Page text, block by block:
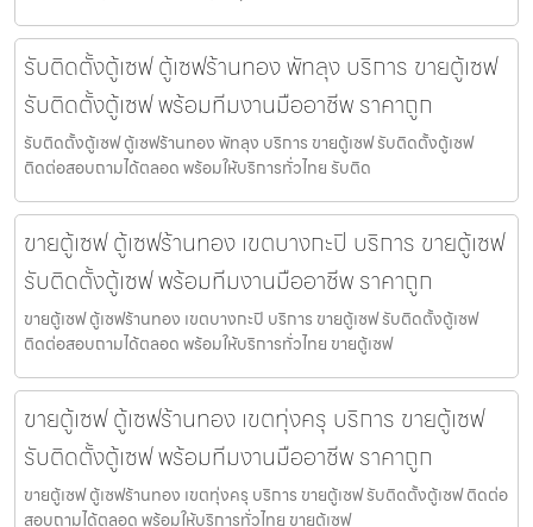
รับติดตั้งตู้เซฟ ตู้เซฟร้านทอง พัทลุง บริการ ขายตู้เซฟ
รับติดตั้งตู้เซฟ พร้อมทีมงานมืออาชีพ ราคาถูก
รับติดตั้งตู้เซฟ ตู้เซฟร้านทอง พัทลุง บริการ ขายตู้เซฟ รับติดตั้งตู้เซฟ
ติดต่อสอบถามได้ตลอด พร้อมให้บริการทั่วไทย รับติด
ขายตู้เซฟ ตู้เซฟร้านทอง เขตบางกะปิ บริการ ขายตู้เซฟ
รับติดตั้งตู้เซฟ พร้อมทีมงานมืออาชีพ ราคาถูก
ขายตู้เซฟ ตู้เซฟร้านทอง เขตบางกะปิ บริการ ขายตู้เซฟ รับติดตั้งตู้เซฟ
ติดต่อสอบถามได้ตลอด พร้อมให้บริการทั่วไทย ขายตู้เซฟ
ขายตู้เซฟ ตู้เซฟร้านทอง เขตทุ่งครุ บริการ ขายตู้เซฟ
รับติดตั้งตู้เซฟ พร้อมทีมงานมืออาชีพ ราคาถูก
ขายตู้เซฟ ตู้เซฟร้านทอง เขตทุ่งครุ บริการ ขายตู้เซฟ รับติดตั้งตู้เซฟ ติดต่อ
สอบถามได้ตลอด พร้อมให้บริการทั่วไทย ขายตู้เซฟ